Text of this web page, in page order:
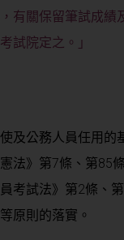
有關保留筆試成績
試院定之。」
及公務人員任用的
法》第7條、第85
考試法》第2條、
原則的落實。